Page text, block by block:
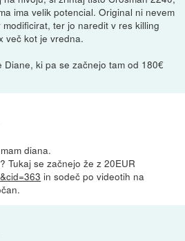
ima velik potencial. Original ni nevem
ter jo naredit v res killing
več kot je vredna.
ki pa se začnejo tam od 180€
diana.
Tukaj se začnejo že z 20EUR
in sodeč po videotih na